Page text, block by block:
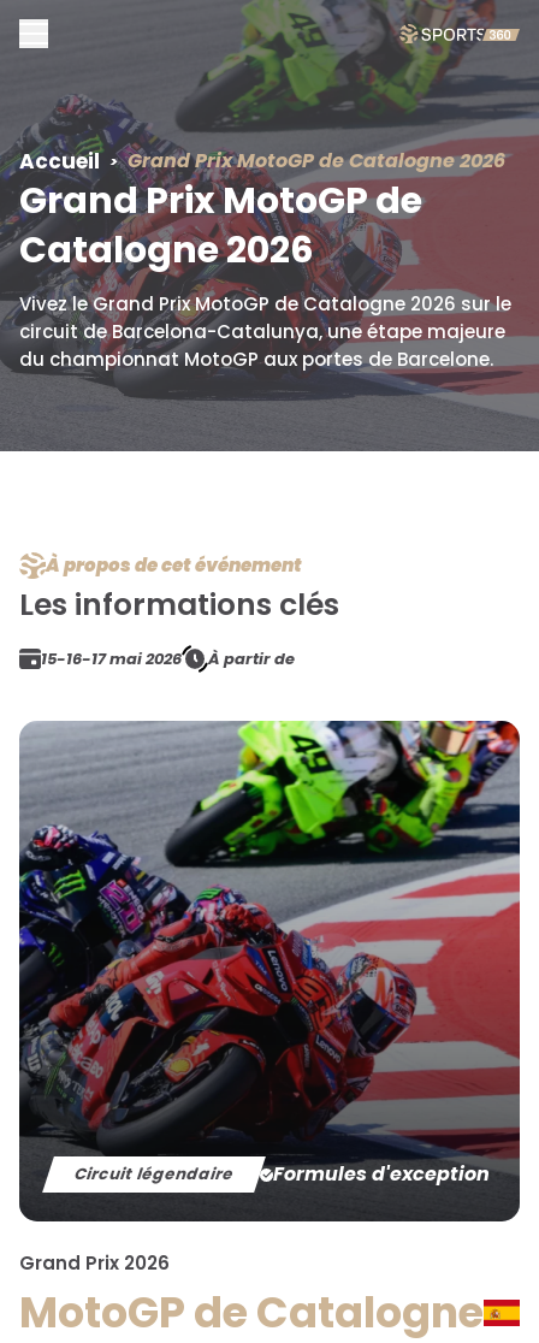
Accueil Grand PrixMotoGP de Catalogne2026
Grand PrixMotoGP de
Catalogne2026
Vivez le Grand Prix MotoGP de Catalogne 2026 sur le
circuit de Barcelona-Catalunya, une étape majeure
du championnat MotoGP aux portes de Barcelone.
À propos de cet événement
Les informations clés
15-16-17 mai 2026 À partir de
Circuit légendaire Formules d'exception
Grand Prix 2026
MotoGP de Catalogne